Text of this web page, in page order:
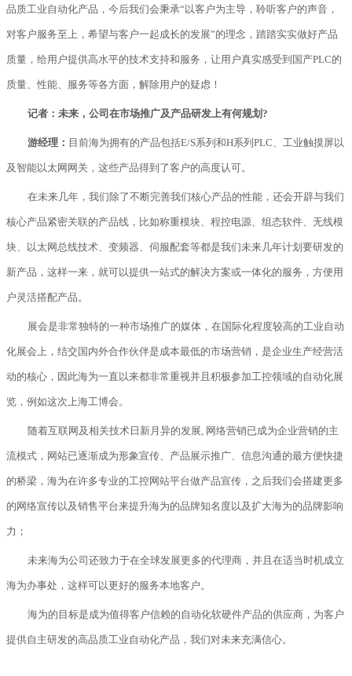
品质工业自动化产品，今后我们会秉承“以客户为主导，聆听客户的声音，
对客户服务至上，希望与客户一起成长的发展”的理念，踏踏实实做好产品
质量，给用户提供高水平的技术支持和服务，让用户真实感受到国产PLC的
质量、性能、服务等各方面，解除用户的疑虑！
记者：未来，公司在市场推广及产品研发上有何规划?
游经理： 目前海为拥有的产品包括E/S系列和H系列PLC、工业触摸屏以
及智能以太网网关，这些产品得到了客户的高度认可。
在未来几年，我们除了不断完善我们核心产品的性能，还会开辟与我们
核心产品紧密关联的产品线，比如称重模块、程控电源、组态软件、无线模
块、以太网总线技术、变频器、伺服配套等都是我们未来几年计划要研发的
新产品，这样一来，就可以提供一站式的解决方案或一体化的服务，方便用
户灵活搭配产品。
展会是非常独特的一种市场推广的媒体，在国际化程度较高的工业自动
化展会上，结交国内外合作伙伴是成本最低的市场营销，是企业生产经营活
动的核心，因此海为一直以来都非常重视并且积极参加工控领域的自动化展
览，例如这次上海工博会。
随着互联网 及相关技术日新月异的发展, 网络营销已成为企业营销的主
流模式， 网站已逐渐成为形象宣传、产品展示推广 、信息沟通的最方便快捷
的桥梁，海为在许多专业的工控网站平台做产品宣传，之后我们会搭建更多
的网络宣传以及销售平台来提升海为的品牌知名度以及扩大海为的品牌影响
力；
未来海为公司还致力于在全球发展更多的代理商，并且在适当时机成立
海为办事处，这样可以更好的服务本地客户。
海为的目标是成为值得客户信赖的自动化软硬件产品的供应商，为客户
提供自主研发的高品质工业自动化产品， 我们对未来充满信心。